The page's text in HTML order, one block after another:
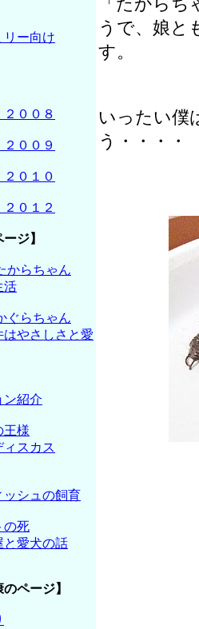
うで、娘と
す。
いったい僕
う・・・・
リー向け
００８
００９
０１０
０１２
ジ】
からちゃん
活
ぐらちゃん
はやさしさと愛
紹介
王様
スカス
ッシュの飼育
の死
と愛犬の話
のページ】